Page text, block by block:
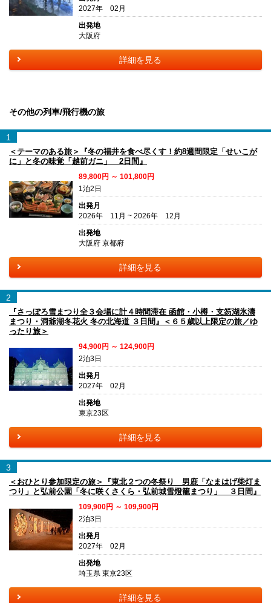
2027年 02月
出発地
大阪府
詳細を見る
その他の列車/飛行機の旅
1
＜テーマのある旅＞『冬の福井を食べ尽くす！約8週間限定「せいこが
に」と冬の味覚「越前ガニ」 2日間』
89,800円 ～ 101,800円
1泊2日
出発月
2026年 11月 ~ 2026年 12月
出発地
大阪府 京都府
詳細を見る
2
『さっぽろ雪まつり全３会場に計４時間滞在 函館・小樽・支笏湖氷濤
まつり・洞爺湖冬花火 冬の北海道 ３日間』＜６５歳以上限定の旅／ゆ
ったり旅＞
94,900円 ～ 124,900円
2泊3日
出発月
2027年 02月
出発地
東京23区
詳細を見る
3
＜おひとり参加限定の旅＞『東北２つの冬祭り 男鹿「なまはげ柴灯ま
つり」と弘前公園「冬に咲くさくら・弘前城雪燈籠まつり」 ３日間』
109,900円 ～ 109,900円
2泊3日
出発月
2027年 02月
出発地
埼玉県 東京23区
詳細を見る